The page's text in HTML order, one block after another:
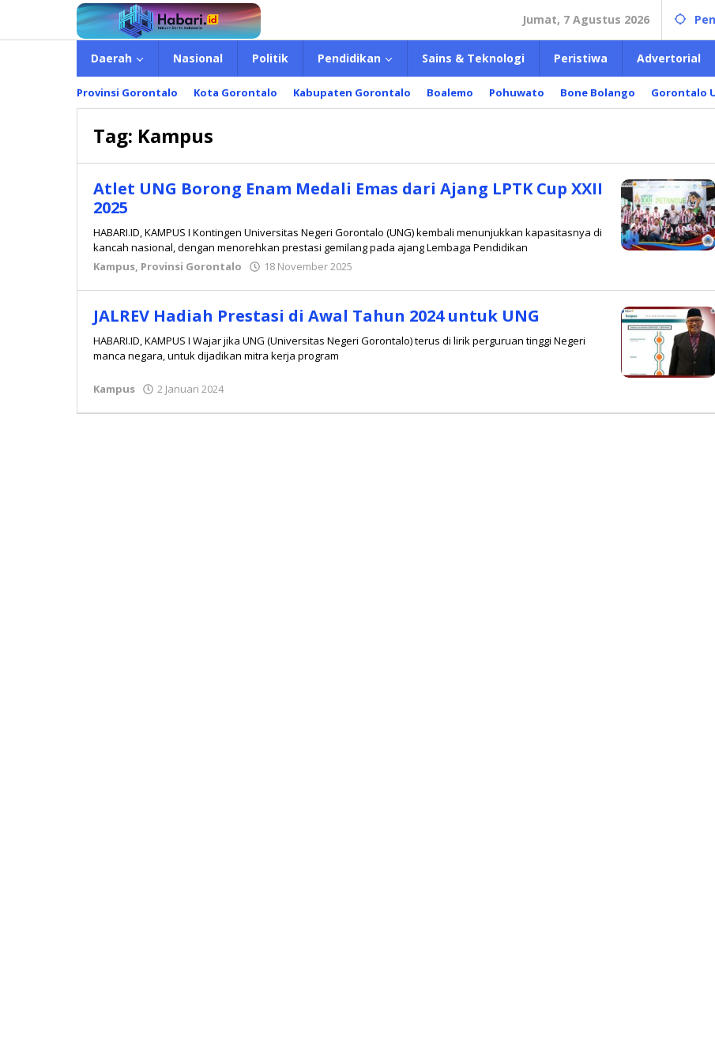
konten
Jumat, 7 Agustus 2026
Daerah Nasional Politik Pendidikan Sains & Teknologi Peristiwa Advertorial
Provinsi Gorontalo Kota Gorontalo Kabupaten Gorontalo Boalemo Pohuwato Bone Bolango Gorontalo
Tag: Kampus
Atlet UNG Borong Enam Medali Emas dari Ajang LPTK Cup XXII
2025
HABARI.ID, KAMPUS I Kontingen Universitas Negeri Gorontalo (UNG) kembali menunjukkan kapasitasnya di
kancah nasional, dengan menorehkan prestasi gemilang pada ajang Lembaga Pendidikan
Kampus, Provinsi Gorontalo 18 November 2025
JALREV Hadiah Prestasi di Awal Tahun 2024 untuk UNG
HABARI.ID, KAMPUS I Wajar jika UNG (Universitas Negeri Gorontalo) terus di lirik perguruan tinggi Negeri
manca negara, untuk dijadikan mitra kerja program
Kampus 2 Januari 2024